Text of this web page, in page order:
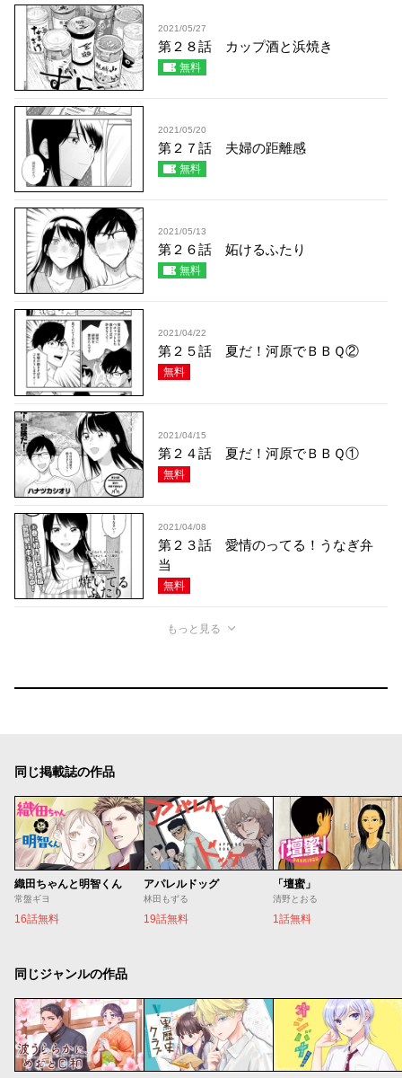
2021/05/27
第２８話 カップ酒と浜焼き
無料
2021/05/20
第２７話 夫婦の距離感
無料
2021/05/13
第２６話 妬けるふたり
無料
2021/04/22
第２５話 夏だ！河原でＢＢＱ②
無料
2021/04/15
第２４話 夏だ！河原でＢＢＱ①
無料
2021/04/08
第２３話 愛情のってる！うなぎ弁
当
無料
もっと見る
同じ掲載誌の作品
織田ちゃんと明智くん
常盤ギヨ
16話無料
アパレルドッグ
林田もずる
19話無料
「壇蜜」
清野とおる
1話無料
同じジャンルの作品